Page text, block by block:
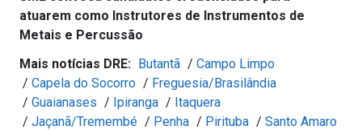
atuarem como Instrutores de Instrumentos de
Metais e Percussão
Mais notícias DRE: Butantã / Campo Limpo
/ Capela do Socorro / Freguesia/Brasilândia
/ Guaianases / Ipiranga / Itaquera
/ Jaçanã/Tremembé / Penha / Pirituba / Santo Amaro